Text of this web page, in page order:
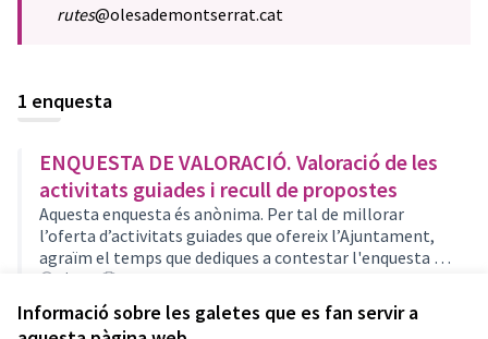
Informació sobre les galetes que es fan servir a
rutes@olesademontserrat.cat
1 enquesta
ENQUESTA DE VALORACIÓ. Valoració de les
activitats guiades i recull de propostes
Aquesta enquesta és anònima. Per tal de millorar
l’oferta d’activitats guiades que ofereix l’Ajuntament,
agraïm el temps que dediques a contestar l'enquesta de
millora i satisfacció d'aquesta activitat.
Oberta